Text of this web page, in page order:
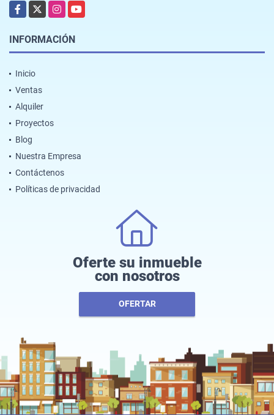
Facebook
X InstagramYouTube
INFORMACIÓN
Inicio
Ventas
Alquiler
Proyectos
Blog
Nuestra Empresa
Contáctenos
Políticas de privacidad
Oferte su inmueble
con nosotros
OFERTAR